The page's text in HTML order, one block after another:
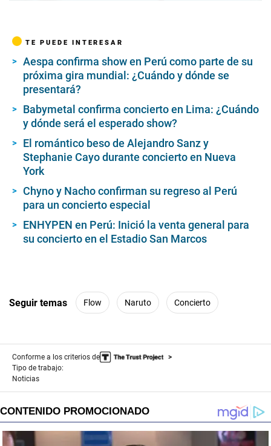
TE PUEDE INTERESAR
Aespa confirma show en Perú como parte de su
próxima gira mundial: ¿Cuándo y dónde se
presentará?
Babymetal confirma concierto en Lima: ¿Cuándo
y dónde será el esperado show?
El romántico beso de Alejandro Sanz y
Stephanie Cayo durante concierto en Nueva
York
Chyno y Nacho confirman su regreso al Perú
para un concierto especial
ENHYPEN en Perú: Inició la venta general para
su concierto en el Estadio San Marcos
Seguir temas Flow Naruto Concierto
Conforme a los criterios de
Tipo de trabajo:
Noticias